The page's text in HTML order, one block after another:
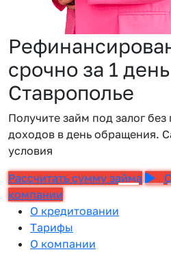
срочно за 1
Ставрополье
Получите займ под залог
доходов в день обращения.
условия
Рассчитать сумму займа
компании
О кредитовании
Тарифы
О компании